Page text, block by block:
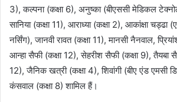
3), कल्पना (कक्षा 6), अनुष्का (बीएससी मेडिकल
सानिया (कक्षा 11), आराध्या (कक्षा 2), आकांक्षा चड्ढा
नर्सिंग), जानवी रावत (कक्षा 11), मानसी नैनवाल,
आन्हा सैफी (कक्षा 12), सेहरीश सैफी (कक्षा 9), तैयबा
12), जैनिक खत्री (कक्षा 4), शिवांगी (बीए एंड एमसी
कंसवाल (कक्षा 8) शामिल हैं।